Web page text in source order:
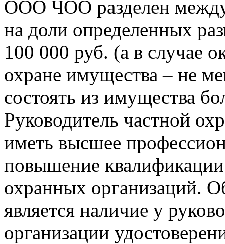
ООО ЧОО разделен
на доли определенных
100 000 руб. (а в случае
охране имущества – не
состоять из имущества
Руководитель частной
иметь высшее
повышение
охранных организаций.
является наличие у
организации